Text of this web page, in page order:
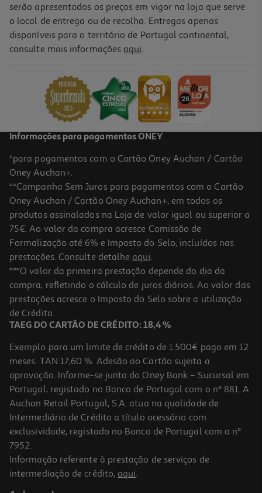
Conjunto De Sortido De Olhos Auchan Coloridos 3 Tamanhos 100
Molas Madeira Auchan Natural 2.5cm 50 Unidades
2.15 €/un
2,15 €
Penas Decorativas Auchan Cores Sortidas
serão apresentados os preços em vigor na loja que serve
o local de entrega ou de recolha. Entregas apenas
disponíveis para o território de Portugal continental,
consulte mais informações aqui.
Informações para pagamentos ONEY
*para pagamentos com o Cartão Oney Auchan / Cartão
Oney Auchan+.
**Campanha Sem Juros para pagamentos com o Cartão
Oney Auchan / Cartão Oney Auchan+, em todos os
produtos assinalados na Loja de valor igual ou superior a
75€. Ao valor da compra acresce Comissão de
Formalização até 6% e Imposto do Selo, incluídos nas
prestações. Consulte detalhe aqui.
***O valor da primeira prestação depende do dia da
compra, refletindo o cálculo de juros diários. Ao valor das
prestações acresce o Imposto do Selo sobre a utilização
de Crédito.
TAEG DO CARTÃO DE CRÉDITO: 18,4 %
Exemplo para um limite de crédito de 1.500€ pago em 12
meses. TAN 17,60 %. Adesão ao Cartão sujeita a
aprovação. Informe-se junto do Oney Bank – Sucursal em
Portugal, registado no Banco de Portugal com o nº 881. A
Auchan Retail Portugal, S.A. atua na qualidade de
Intermediário de Crédito a título acessório com
exclusividade, registado no Banco de Portugal com o nº
7952.
Informação referente à prestação de serviços de
intermediação de crédito, aqui.